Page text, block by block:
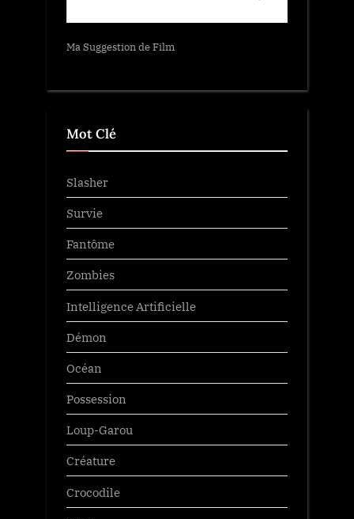
Ma Suggestion de Film
Mot Clé
Slasher
Survie
Fantôme
Zombies
Intelligence Artificielle
Démon
Océan
Possession
Loup-Garou
Créature
Crocodile